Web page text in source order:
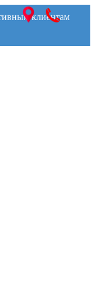
клиентам